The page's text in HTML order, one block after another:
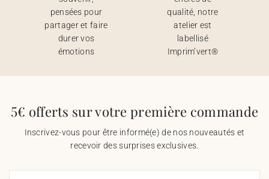
pensées pour
partager et faire
durer vos
émotions
qualité, notre
atelier est
labellisé
Imprim’vert®
5€ offerts sur votre première commande
Inscrivez-vous pour être informé(e) de nos nouveautés et
recevoir des surprises exclusives.